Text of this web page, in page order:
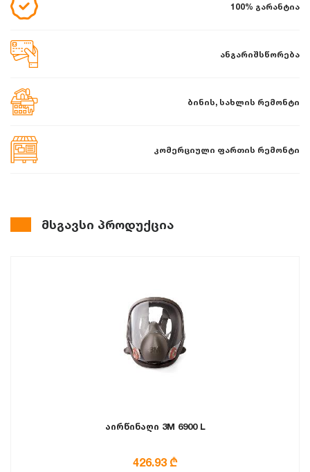
100% გარანტია
ანგარიშსწორება
ბინის, სახლის რემონტი
კომერციული ფართის რემონტი
მსგავსი პროდუქცია
აირწინაღი 3M 6900 L
426.93 ₾